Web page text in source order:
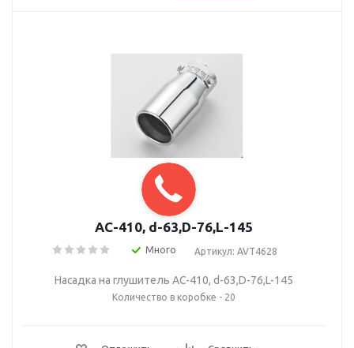
AC-410, d-63,D-76,L-145
Много Артикул: AVT4628
Насадка на глушитель AC-410, d-63,D-76,L-145
Количество в коробке - 20